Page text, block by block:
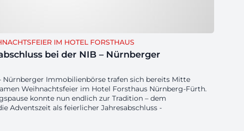
IM HOTEL FORSTHAUS
bei der NIB – Nürnberger
Nürnberger Immobilienbörse trafen sich bereits Mitte
Weihnachtsfeier im Hotel Forsthaus Nürnberg-Fürth.
konnte nun endlich zur Tradition – dem
Adventszeit als feierlicher Jahresabschluss -